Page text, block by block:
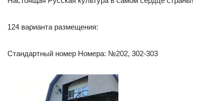
124 варианта размещения:
Стандартный номер Номера: №202, 302-303